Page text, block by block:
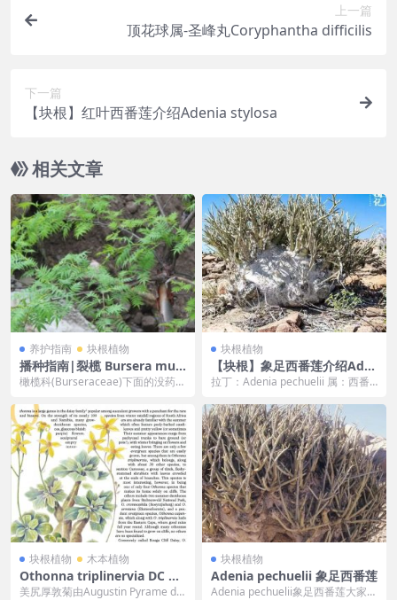
上一篇
顶花球属-圣峰丸Coryphantha difficilis
下一篇
【块根】红叶西番莲介绍Adenia stylosa
相关文章
养护指南 块根植物
播种指南|裂榄 Bursera muli
tjuga
橄榄科(Burseraceae)下面的没药属
块根植物
【块根】象足西番莲介绍Ade
nia pechuelii
拉丁：Adenia pechuelii 属：西番
块根植物 木本植物
Othonna triplinervia DC 美
尻厚敦菊
美尻厚敦菊由Augustin Pyrame de
块根植物
Adenia pechuelii 象足西番莲
Adenia pechuelii象足西番莲大家想